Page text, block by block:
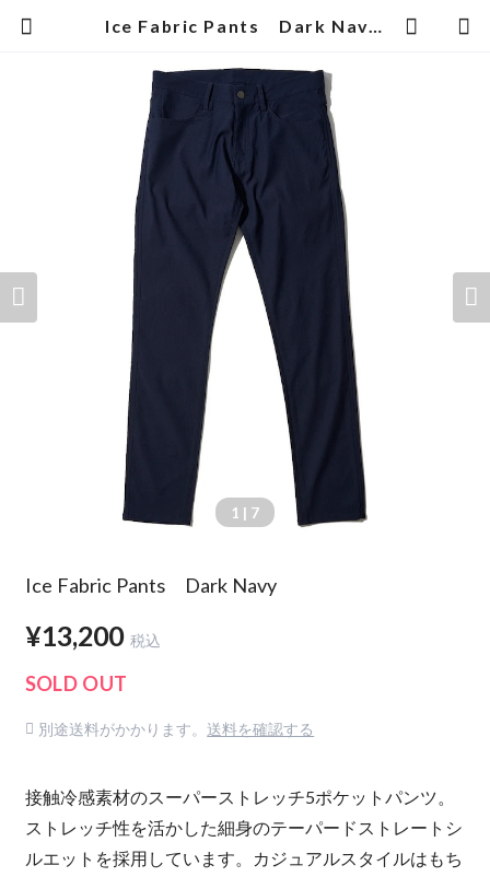
Ice Fabric Pants Dark Navy | 武蔵小杉のセレクトショップ【ナクール】-nakool-
1 | 7
Ice Fabric Pants Dark Navy
¥13,200 税込
SOLD OUT
別途送料がかかります。 送料を確認する
接触冷感素材のスーパーストレッチ5ポケットパンツ。
ストレッチ性を活かした細身のテーパードストレートシ
ルエットを採用しています。カジュアルスタイルはもち